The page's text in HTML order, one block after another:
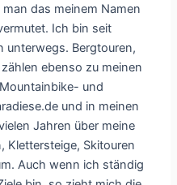
das meinem Namen
Ich bin seit
unterwegs. Bergtouren,
ebenso zu meinen
und
und in meinen
Jahren über meine
Klettersteige, Skitouren
Auch wenn ich ständig